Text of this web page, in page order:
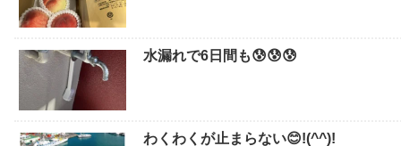
水漏れで6日間も😰😰😰
わくわくが止まらない😊!(^^)!